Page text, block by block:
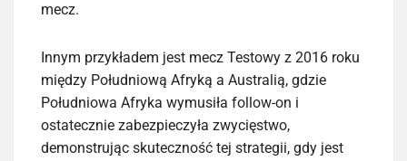
mecz.
Innym przykładem jest mecz Testowy z 2016 roku
między Południową Afryką a Australią, gdzie
Południowa Afryka wymusiła follow-on i
ostatecznie zabezpieczyła zwycięstwo,
demonstrując skuteczność tej strategii, gdy jest